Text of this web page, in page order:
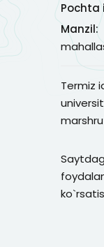
Pochta
Manzil:
Termiz